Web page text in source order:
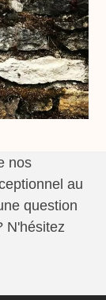
nos
au
question
N'hésitez